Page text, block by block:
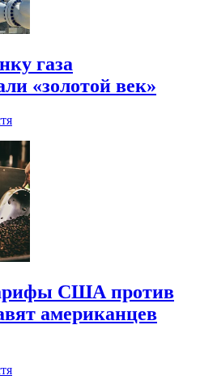
газа
«золотой век»
США против
американцев